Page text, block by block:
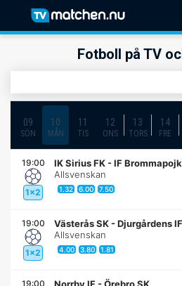
Fotboll på TV
09
SÖN
10
MÅN
11
TIS
12
ONS
13
TORS
14
FRE
19:00
1x2
IK Sirius FK -IF
Allsvenskan
1.32 6.00 7.50
19:00
1x2
Västerås SK -Djurgårdens IF
Allsvenskan
4.00 3.80 1.81
19:00 Norrby IF -Örebro SK